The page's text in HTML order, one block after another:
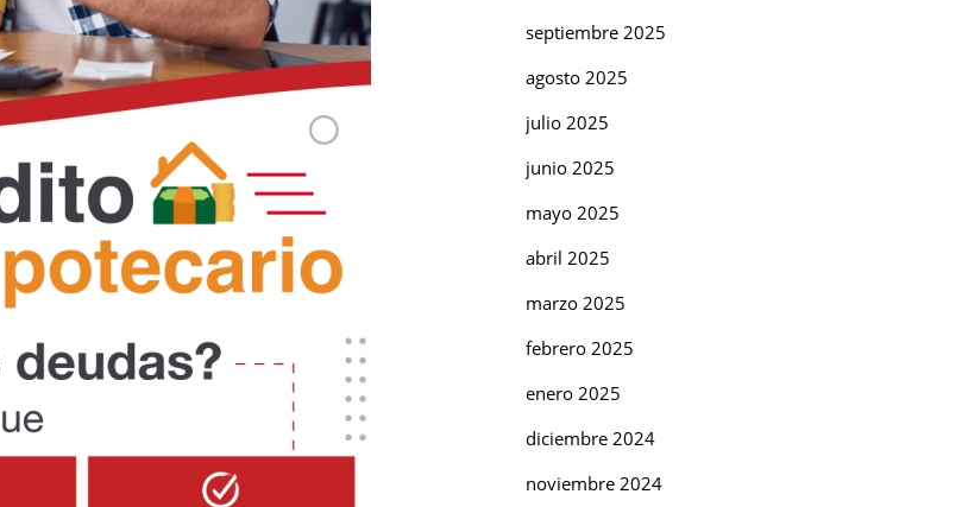
septiembre 2025
agosto 2025
julio 2025
junio 2025
mayo 2025
abril 2025
marzo 2025
febrero 2025
enero 2025
diciembre 2024
noviembre 2024